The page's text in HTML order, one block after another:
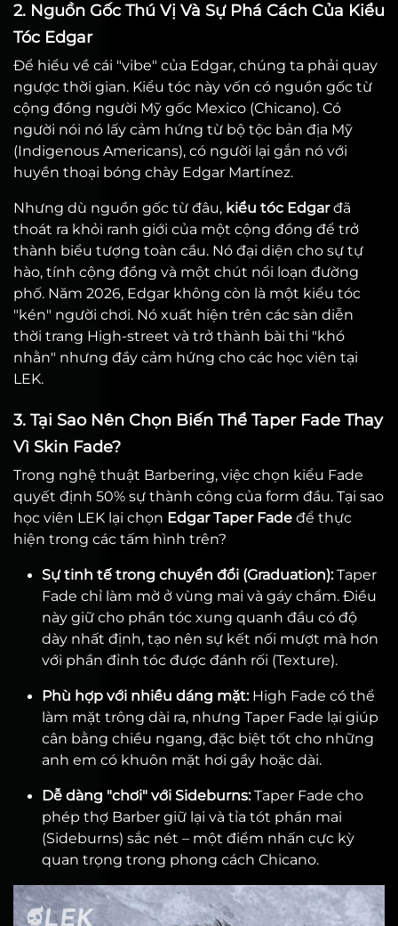
2. Nguồn Gốc Thú Vị Và Sự Phá Cách Của Kiểu
Tóc Edgar
Để hiểu về cái "vibe" của Edgar, chúng ta phải quay
ngược thời gian. Kiểu tóc này vốn có nguồn gốc từ
cộng đồng người Mỹ gốc Mexico (Chicano). Có
người nói nó lấy cảm hứng từ bộ tộc bản địa Mỹ
(Indigenous Americans), có người lại gắn nó với
huyền thoại bóng chày Edgar Martínez.
Nhưng dù nguồn gốc từ đâu, kiểu tóc Edgarđã
thoát ra khỏi ranh giới của một cộng đồng để trở
thành biểu tượng toàn cầu. Nó đại diện cho sự tự
hào, tính cộng đồng và một chút nổi loạn đường
phố. Năm 2026, Edgar không còn là một kiểu tóc
"kén" người chơi. Nó xuất hiện trên các sàn diễn
thời trang High-street và trở thành bài thi "khó
nhằn" nhưng đầy cảm hứng cho các học viên tại
LEK.
3. Tại Sao Nên Chọn Biến Thể Taper Fade Thay
Vì Skin Fade?
Trong nghệ thuật Barbering, việc chọn kiểu Fade
quyết định 50% sự thành công của form đầu. Tại sao
học viên LEK lại chọn Edgar Taper Fade để thực
hiện trong các tấm hình trên?
Sự tinh tế trong chuyển đổi (Graduation):Taper
Fade chỉ làm mờ ở vùng mai và gáy chẩm. Điều
này giữ cho phần tóc xung quanh đầu có độ
dày nhất định, tạo nên sự kết nối mượt mà hơn
với phần đỉnh tóc được đánh rối (Texture).
Phù hợp với nhiều dáng mặt:High Fade có thể
làm mặt trông dài ra, nhưng Taper Fade lại giúp
cân bằng chiều ngang, đặc biệt tốt cho những
anh em có khuôn mặt hơi gầy hoặc dài.
Dễ dàng "chơi" với Sideburns:Taper Fade cho
phép thợ Barber giữ lại và tỉa tót phần mai
(Sideburns) sắc nét – một điểm nhấn cực kỳ
quan trọng trong phong cách Chicano.